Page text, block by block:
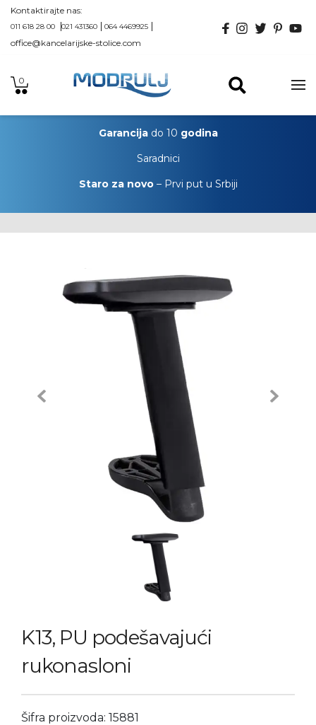
Kontaktirajte nas:
011 618 28 00 021 431360 064 4469925
office@kancelarijske-stolice.com
0
Garancijado 10 godina
Saradnici
Staro za novo– Prvi put u Srbiji
Previous Next
K13, PU podešavajući
rukonasloni
Šifra proizvoda: 15881